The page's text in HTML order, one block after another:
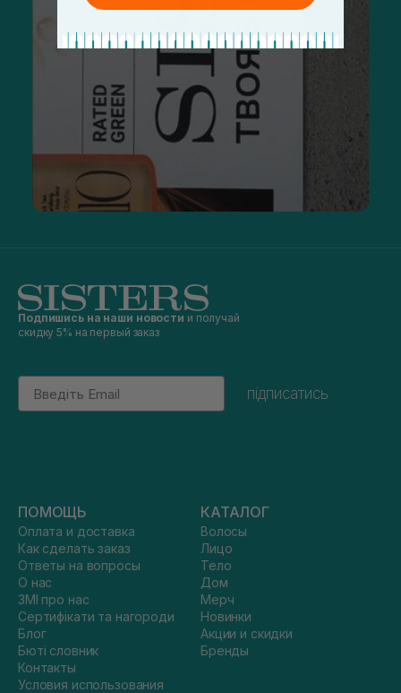
Подпишись на наши новости и получай
скидку 5% на первый заказ
Email
підписатись
ПОМОЩЬ
Оплата и доставка
Как сделать заказ
Ответы на вопросы
О нас
ЗМІ про нас
Сертифікати та нагороди
Блог
Бюті словник
Контакты
Условия использования
КАТАЛОГ
Волосы
Лицо
Тело
Дом
Мерч
Новинки
Акции и скидки
Бренды